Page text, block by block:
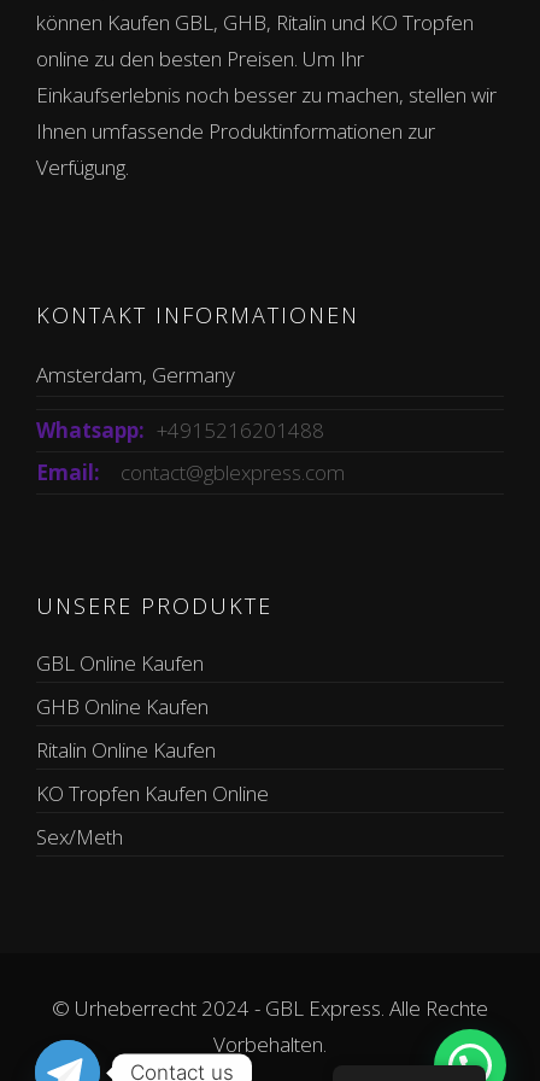
können Kaufen GBL, GHB, Ritalin und KO Tropfen
online zu den besten Preisen. Um Ihr
Einkaufserlebnis noch besser zu machen, stellen wir
Ihnen umfassende Produktinformationen zur
Verfügung.
KONTAKT INFORMATIONEN
Amsterdam, Germany
Whatsapp: +4915216201488
Email:
contact@gblexpress.com
UNSERE PRODUKTE
GBL Online Kaufen
GHB Online Kaufen
Ritalin Online Kaufen
KO Tropfen Kaufen Online
Sex/Meth
© Urheberrecht 2024 - GBL Express. Alle Rechte
Vorbehalten.
Contact us